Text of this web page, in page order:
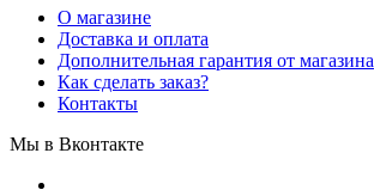
О магазине
Доставка и оплата
Дополнительная гарантия от магазина
Как сделать заказ?
Контакты
Мы в Вконтакте